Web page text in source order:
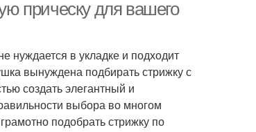
прическу для вашего
нуждается в укладке и подходит
вынуждена подбирать стрижку с
создать элегантный и
выбора во многом
подобрать стрижку по